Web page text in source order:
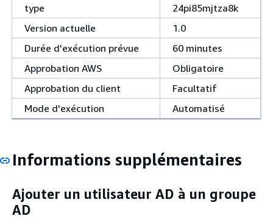
type
24pi85mjtza8k
Version actuelle
1.0
Durée d'exécution prévue
60 minutes
Approbation AWS
Obligatoire
Approbation du client
Facultatif
Mode d'exécution
Automatisé
Informations supplémentaires
Ajouter un utilisateur AD à un groupe
AD